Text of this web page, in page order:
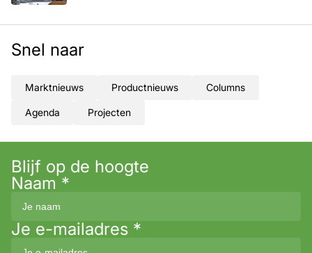
Snel naar
Marktnieuws Productnieuws Columns
Agenda Projecten
Blijf op de hoogte
Naam *
Je e-mailadres *